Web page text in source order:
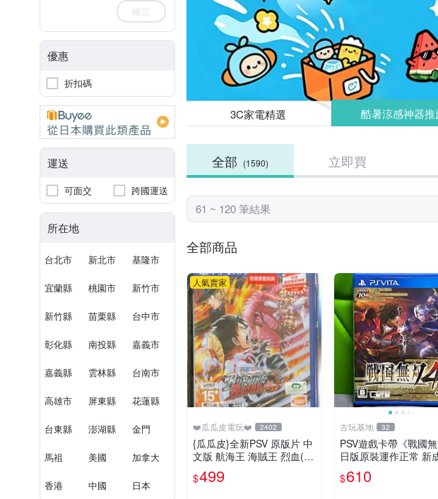
確定
優惠
折扣碼
運送
可面交 跨國運送
所在地
台北市 新北市 基隆市
宜蘭縣 桃園市 新竹市
新竹縣 苗栗縣 台中市
彰化縣 南投縣 嘉義市
嘉義縣 雲林縣 台南市
高雄市 屏東縣 花蓮縣
台東縣 澎湖縣 金門
馬祖 美國 加拿大
香港 中國 日本
3C家電精選 酷暑涼感神器推
全部 (1590) 立即買
61 ~ 120 筆結果
全部商品
人氣賣家
❤️瓜瓜皮電玩❤️ 2402
{瓜瓜皮}全新PSV 原版片 中
文版 航海王 海賊王 烈血(內
附初回特點-不清楚有沒有過
期)(遊戲都有回收)
$499
古玩基地 32
PSV遊戲卡帶《戰國無
日版原裝運作正常 新
圖拍賣請先確認 成色
經成交概不退換 PSV遊
$610